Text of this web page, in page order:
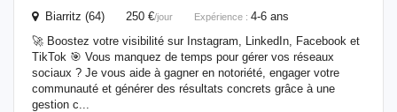
Biarritz (64) 250 €/jour Expérience : 4-6 ans
🚀 Boostez votre visibilité sur Instagram, LinkedIn, Facebook et
TikTok 🎯 Vous manquez de temps pour gérer vos réseaux
sociaux ? Je vous aide à gagner en notoriété, engager votre
communauté et générer des résultats concrets grâce à une
gestion c...